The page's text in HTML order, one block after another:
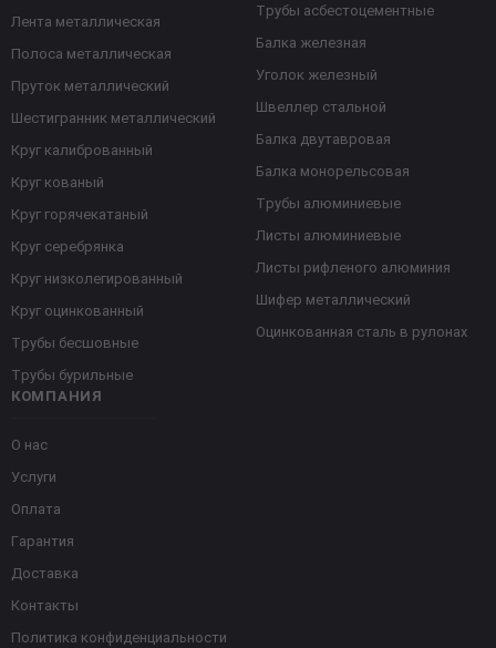
КОМПАНИЯ
О нас
Услуги
Оплата
Гарантия
Доставка
Контакты
Политика конфиденциальности
Лента металлическая
Полоса металлическая
Пруток металлический
Шестигранник металлический
Круг калиброванный
Круг кованый
Круг горячекатаный
Круг серебрянка
Круг низколегированный
Круг оцинкованный
Трубы бесшовные
Трубы бурильные
Трубы асбестоцементные
Балка железная
Уголок железный
Швеллер стальной
Балка двутавровая
Балка монорельсовая
Трубы алюминиевые
Листы алюминиевые
Листы рифленого алюминия
Шифер металлический
Оцинкованная сталь в рулонах